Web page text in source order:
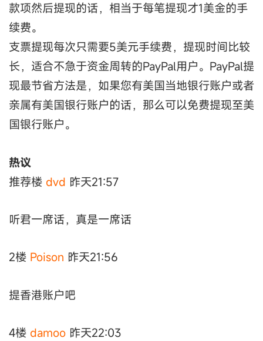
款项然后提现的话，相当于每笔提现才1美金的手
续费。
支票提现每次只需要5美元手续费，提现时间比较
长，适合不急于资金周转的PayPal用户。PayPal提
现最节省方法是，如果您有美国当地银行账户或者
亲属有美国银行账户的话，那么可以免费提现至美
国银行账户。
热议
推荐楼 dvd 昨天21:57
听君一席话，真是一席话
2楼 Poison 昨天21:56
提香港账户吧
4楼 damoo 昨天22:03